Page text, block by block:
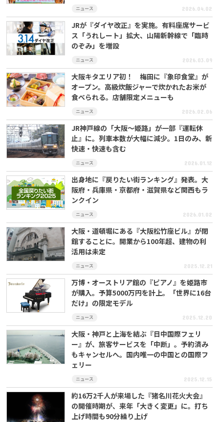
ニュース 2026.04.02
JRが『ダイヤ改正』を実施。有料座席サービ
ス「うれしート」拡大、山陽新幹線で「臨時
のぞみ」を増設
ニュース 2026.03.09
大阪キタエリア初！ 梅田に『象印食堂』が
オープン。高級炊飯ジャーで炊かれたお米が
食べられる。店舗限定メニューも
ニュース 2026.02.06
JR神戸線の「大阪～姫路」が一部『運転休
止』に。列車本数が大幅に減少。1日のみ、新
快速・快速も含む
ニュース 2026.01.12
出身地に『戻りたい街ランキング』発表。大
阪府・兵庫県・京都府・滋賀県など関西もラ
ンクイン
ニュース 2026.01.02
大阪・道頓堀にある『大阪松竹座ビル』が閉
館することに。開業から100年超、建物の利
活用は未定
ニュース 2025.12.21
万博・オーストリア館の『ピアノ』を姫路市
が購入。予算5000万円を計上。「世界に16台
だけ」の限定モデル
ニュース 2025.12.20
大阪・神戸と上海を結ぶ『日中国際フェリ
ー』が、旅客サービスを「中断」。予約済み
もキャンセルへ。国内唯一の中国との国際フ
ェリー
ニュース 2025.12.15
約16万2千人が来場した『猪名川花火大会』
の開催時期が、来年「大きく変更」に。打ち
上げ時間も90分繰り上げ